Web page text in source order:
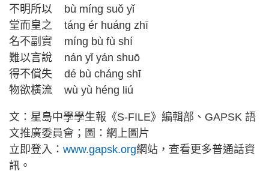
不明所以 bù míng suǒ yǐ
堂而皇之 táng ér huáng zhī
名不副實 míng bù fù shí
難以言說 nán yǐ yán shuō
得不償失 dé bù cháng shī
物欲橫流 wù yù héng liú
文：星島中學學生報《S-FILE》編輯部、GAPSK 語
文推廣委員會；圖：網上圖片
立即登入： www.gapsk.org網站，查看更多普通話資
訊。